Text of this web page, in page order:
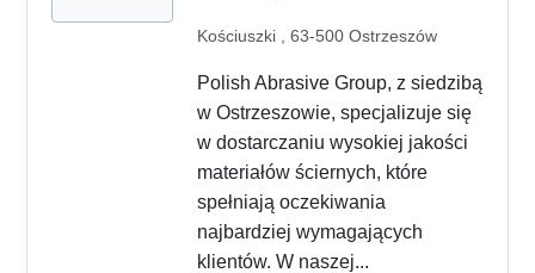
Kościuszki , 63-500 Ostrzeszów
Polish Abrasive Group, z siedzibą
w Ostrzeszowie, specjalizuje się
w dostarczaniu wysokiej jakości
materiałów ściernych, które
spełniają oczekiwania
najbardziej wymagających
klientów. W naszej...